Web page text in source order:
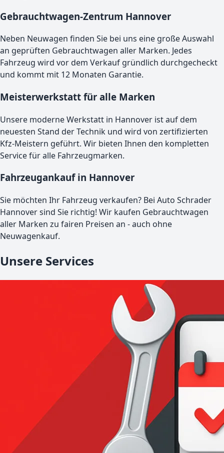
Gebrauchtwagen-Zentrum Hannover
Neben Neuwagen finden Sie bei uns eine große Auswahl
an geprüften Gebrauchtwagen aller Marken. Jedes
Fahrzeug wird vor dem Verkauf gründlich durchgecheckt
und kommt mit 12 Monaten Garantie.
Meisterwerkstatt für alle Marken
Unsere moderne Werkstatt in Hannover ist auf dem
neuesten Stand der Technik und wird von zertifizierten
Kfz-Meistern geführt. Wir bieten Ihnen den kompletten
Service für alle Fahrzeugmarken.
Fahrzeugankauf in Hannover
Sie möchten Ihr Fahrzeug verkaufen? Bei Auto Schrader
Hannoversind Sie richtig! Wir kaufen Gebrauchtwagen
aller Marken zu fairen Preisen an - auch ohne
Neuwagenkauf.
Unsere Services